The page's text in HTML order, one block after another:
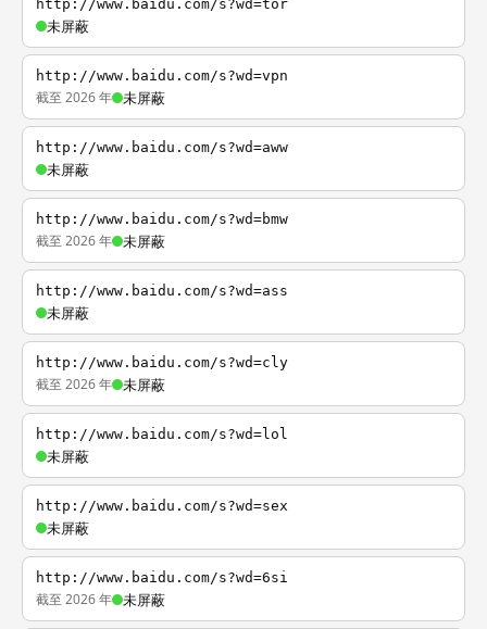
http://www.baidu.com/s?wd=tor
未屏蔽
http://www.baidu.com/s?wd=vpn
截至 2026 年 未屏蔽
http://www.baidu.com/s?wd=aww
未屏蔽
http://www.baidu.com/s?wd=bmw
截至 2026 年 未屏蔽
http://www.baidu.com/s?wd=ass
未屏蔽
http://www.baidu.com/s?wd=cly
截至 2026 年 未屏蔽
http://www.baidu.com/s?wd=lol
未屏蔽
http://www.baidu.com/s?wd=sex
未屏蔽
http://www.baidu.com/s?wd=6si
截至 2026 年 未屏蔽